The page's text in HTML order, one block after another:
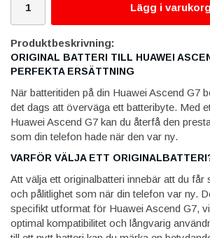
Lägg i
Produktbeskrivning:
ORIGINAL BATTERI TILL HUAWEI
PERFEKTA ERSÄTTNING
När batteritiden på din Huawei Ascend G7
det dags att överväga ett batteribyte. Med
Huawei Ascend G7 kan du återfå den
som din telefon hade när den var ny.
VARFÖR VÄLJA ETT
Att välja ett originalbatteri innebär att du får
och pålitlighet som när din telefon var ny.
specifikt utformat för Huawei Ascend G7,
optimal kompatibilitet och långvarig